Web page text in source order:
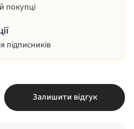
покупці
підписників
Залишити відгук